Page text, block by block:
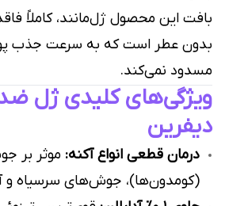
بدون عطر است که به سرعت جذب
مسدود نمی‌کند.
ویژگی‌های کلیدی ژل
دیفرین
درمان قطعی انواع آکنه: موثر بر
(کومدون‌ها)، جوش‌های سرسیاه و